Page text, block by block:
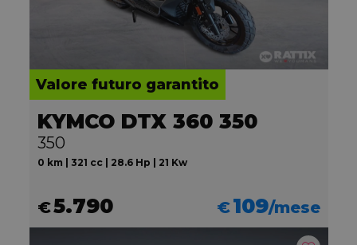
Valore futuro garantito
KYMCO DTX 360 350
350
0 km | 321 cc | 28.6 Hp | 21 Kw
€5.790 €109/mese